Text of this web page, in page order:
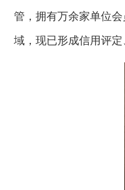
管，拥有万余家单位
域，现已形成信用评